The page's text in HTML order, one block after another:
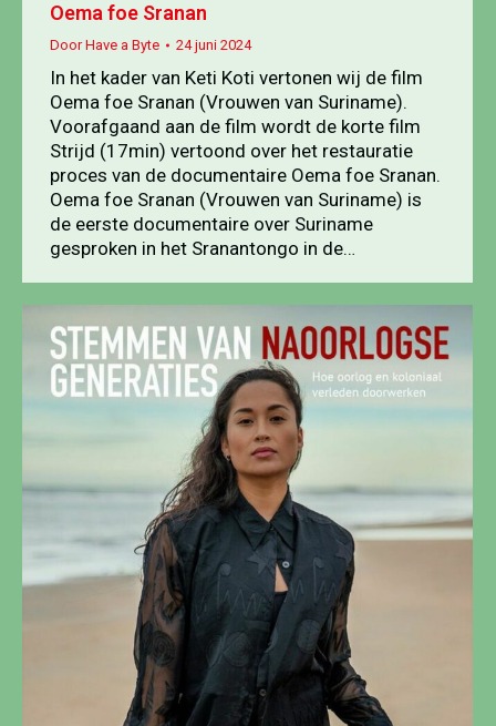
Oema foe Sranan
DoorHave a Byte 24 juni 2024
In het kader van Keti Koti vertonen wij de film
Oema foe Sranan (Vrouwen van Suriname).
Voorafgaand aan de film wordt de korte film
Strijd (17min) vertoond over het restauratie
proces van de documentaire Oema foe Sranan.
Oema foe Sranan (Vrouwen van Suriname) is
de eerste documentaire over Suriname
gesproken in het Sranantongo in de…